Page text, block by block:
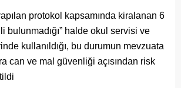
protokol kapsamında kiralanan 6
bulunmadığı” halde okul servisi ve
kullanıldığı, bu durumun mevzuata
can ve mal güvenliği açısından risk